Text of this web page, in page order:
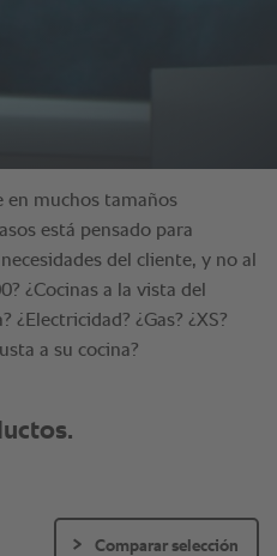
Comparar selección